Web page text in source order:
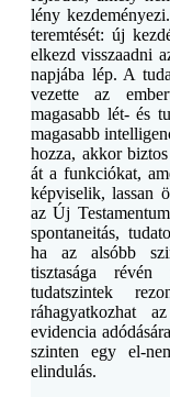
lény
teremtését: új
elkezd visszaadni
napjába lép. A
vezette az
magasabb lét- és
magasabb
hozza, akkor
át a funkciókat,
képviselik, lassan
az Új
spontaneitás,
ha az alsóbb
tisztasága
tudatszintek
ráhagyatkozhat
evidencia
szinten egy el-
elindulás.